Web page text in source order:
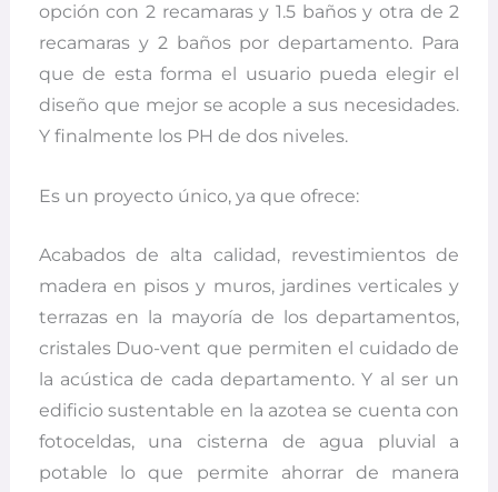
opción con 2 recamaras y 1.5 baños y otra de 2
recamaras y 2 baños por departamento. Para
que de esta forma el usuario pueda elegir el
diseño que mejor se acople a sus necesidades.
Y finalmente los PH de dos niveles.
Es un proyecto único, ya que ofrece:
Acabados de alta calidad, revestimientos de
madera en pisos y muros, jardines verticales y
terrazas en la mayoría de los departamentos,
cristales Duo-vent que permiten el cuidado de
la acústica de cada departamento. Y al ser un
edificio sustentable en la azotea se cuenta con
fotoceldas, una cisterna de agua pluvial a
potable lo que permite ahorrar de manera